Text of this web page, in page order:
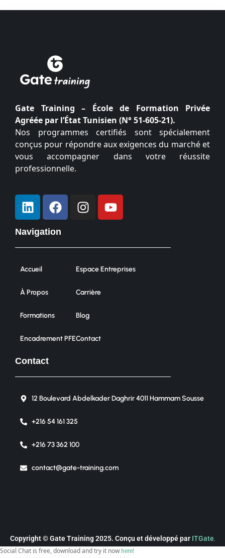
Gate Training – École de Formation Privée
Agréée par l’État Tunisien (N° 51-605-21).
Nos programmes certifiés sont spécialement
conçus pour répondre aux exigences du marché et
vous accompagner dans votre réussite
professionnelle.
Navigation
Accueil
À Propos
Formations
Encadrement PFE
Espace Entreprises
Carrière
Blog
Contact
Contact
12 Boulevard Abdelkader Daghrir 4011 Hammam Sousse
+216 54 161 325
+216 73 362 100
contact@gate-training.com
Copyright © Gate Training 2025. Conçu et développé par ITGate.
Social Chat is free, download and try it now here!